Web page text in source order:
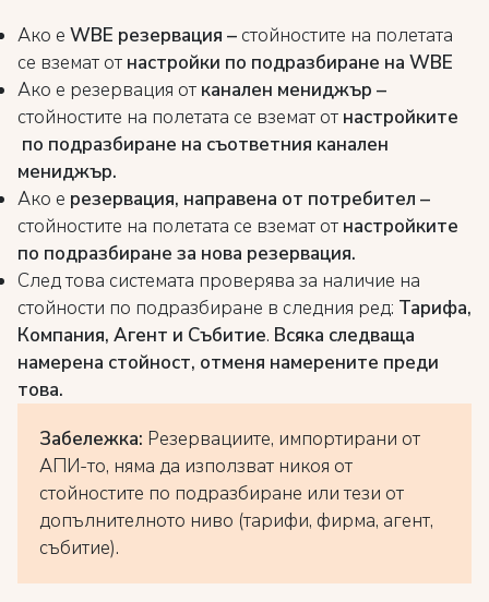
Ако е WBE резервация – стойностите на полетата
се вземат от настройки по подразбиране на WBE
Ако е резервация от канален мениджър –
стойностите на полетата се вземат от настройките
по подразбиране на съответния канален
мениджър.
Ако е резервация, направена от потребител –
стойностите на полетата се вземат от настройките
по подразбиране за нова резервация.
След това системата проверява за наличие на
стойности по подразбиране в следния ред: Тарифа,
Компания, Агент и Събитие. Всяка следваща
намерена стойност, отменя намерените преди
това.
Забележка: Резервациите, импортирани от
АПИ-то, няма да използват никоя от
стойностите по подразбиране или тези от
допълнителното ниво (тарифи, фирма, агент,
събитие).